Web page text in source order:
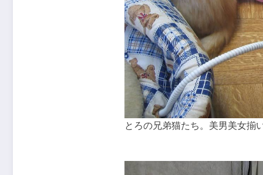
とろの兄弟猫たち。美男美女揃